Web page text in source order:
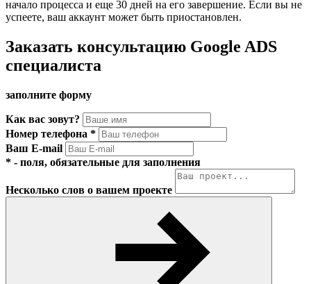
начало процесса и еще 30 дней на его завершение. Если вы не
успеете, ваш аккаунт может быть приостановлен.
Заказать консультацию Google ADS
специалиста
заполните форму
Как вас зовут?
Номер телефона *
Ваш E-mail
* - поля, обязательные для заполнения
Несколько слов о вашем проекте